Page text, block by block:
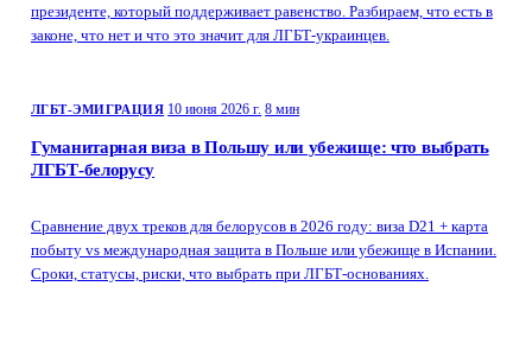
президенте, который поддерживает равенство. Разбираем, что есть в
законе, что нет и что это значит для ЛГБТ-украинцев.
ЛГБТ-ЭМИГРАЦИЯ 10 июня 2026 г. 8 мин
Гуманитарная виза в Польшу или убежище: что выбрать
ЛГБТ-белорусу
Сравнение двух треков для белорусов в 2026 году: виза D21 + карта
побыту vs международная защита в Польше или убежище в Испании.
Сроки, статусы, риски, что выбрать при ЛГБТ-основаниях.